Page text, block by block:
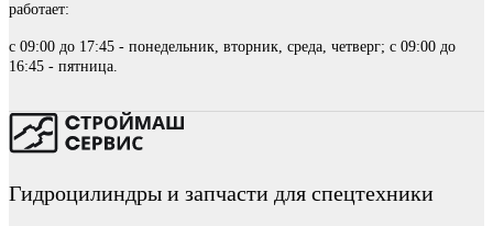
работает:
с 09:00 до 17:45 - понедельник, вторник, среда, четверг; с 09:00 до
16:45 - пятница.
Гидроцилиндры и запчасти для спецтехники